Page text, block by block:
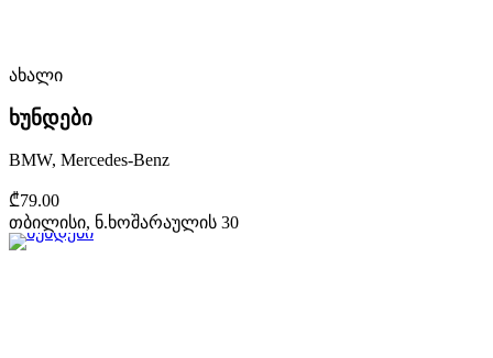
ახალი
ხუნდები
BMW, Mercedes-Benz
₾79.00
თბილისი, ნ.ხოშარაულის 30